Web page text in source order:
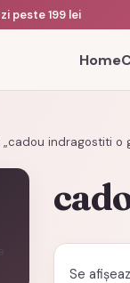
peste 199 lei
Home
indragostiti o
Se